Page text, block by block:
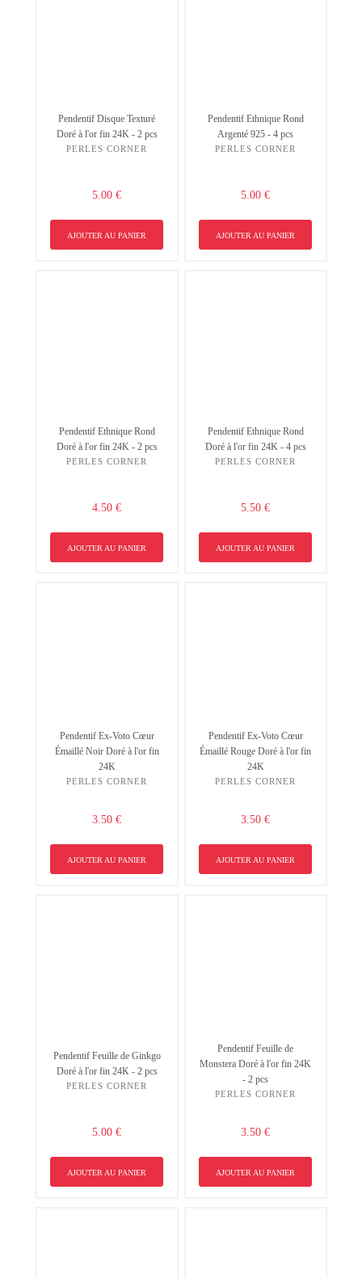
Pendentif Disque Texturé
Doré à l'or fin 24K - 2 pcs
PERLES CORNER
5.00 €
AJOUTER AU PANIER
Pendentif Ethnique Rond
Argenté 925 - 4 pcs
PERLES CORNER
5.00 €
AJOUTER AU PANIER
Pendentif Ethnique Rond
Doré à l'or fin 24K - 2 pcs
PERLES CORNER
4.50 €
AJOUTER AU PANIER
Pendentif Ethnique Rond
Doré à l'or fin 24K - 4 pcs
PERLES CORNER
5.50 €
AJOUTER AU PANIER
Pendentif Ex-Voto Cœur
Émaillé Noir Doré à l'or fin
24K
PERLES CORNER
3.50 €
AJOUTER AU PANIER
Pendentif Ex-Voto Cœur
Émaillé Rouge Doré à l'or fin
24K
PERLES CORNER
3.50 €
AJOUTER AU PANIER
Pendentif Feuille de Ginkgo
Doré à l'or fin 24K - 2 pcs
PERLES CORNER
5.00 €
AJOUTER AU PANIER
Pendentif Feuille de
Monstera Doré à l'or fin 24K
- 2 pcs
PERLES CORNER
3.50 €
AJOUTER AU PANIER